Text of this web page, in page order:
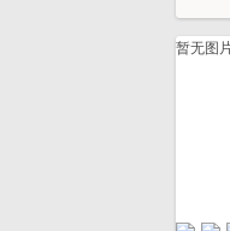
暂无图